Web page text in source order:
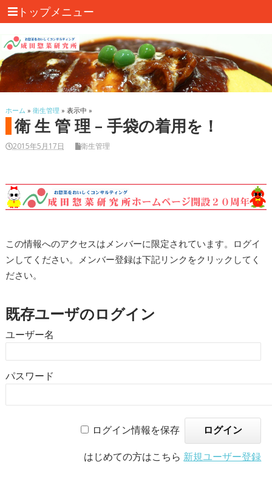
トップメニュー
ホーム » 衛生管理 » 表示中 »
衛 生 管 理 – 手袋の着用を！
2015年5月17日 衛生管理
この情報へのアクセスはメンバーに限定されています。ログイ
ンしてください。メンバー登録は下記リンクをクリックしてく
ださい。
既存ユーザのログイン
ユーザー名
パスワード
ログイン情報を保存
はじめての方はこちら 新規ユーザー登録